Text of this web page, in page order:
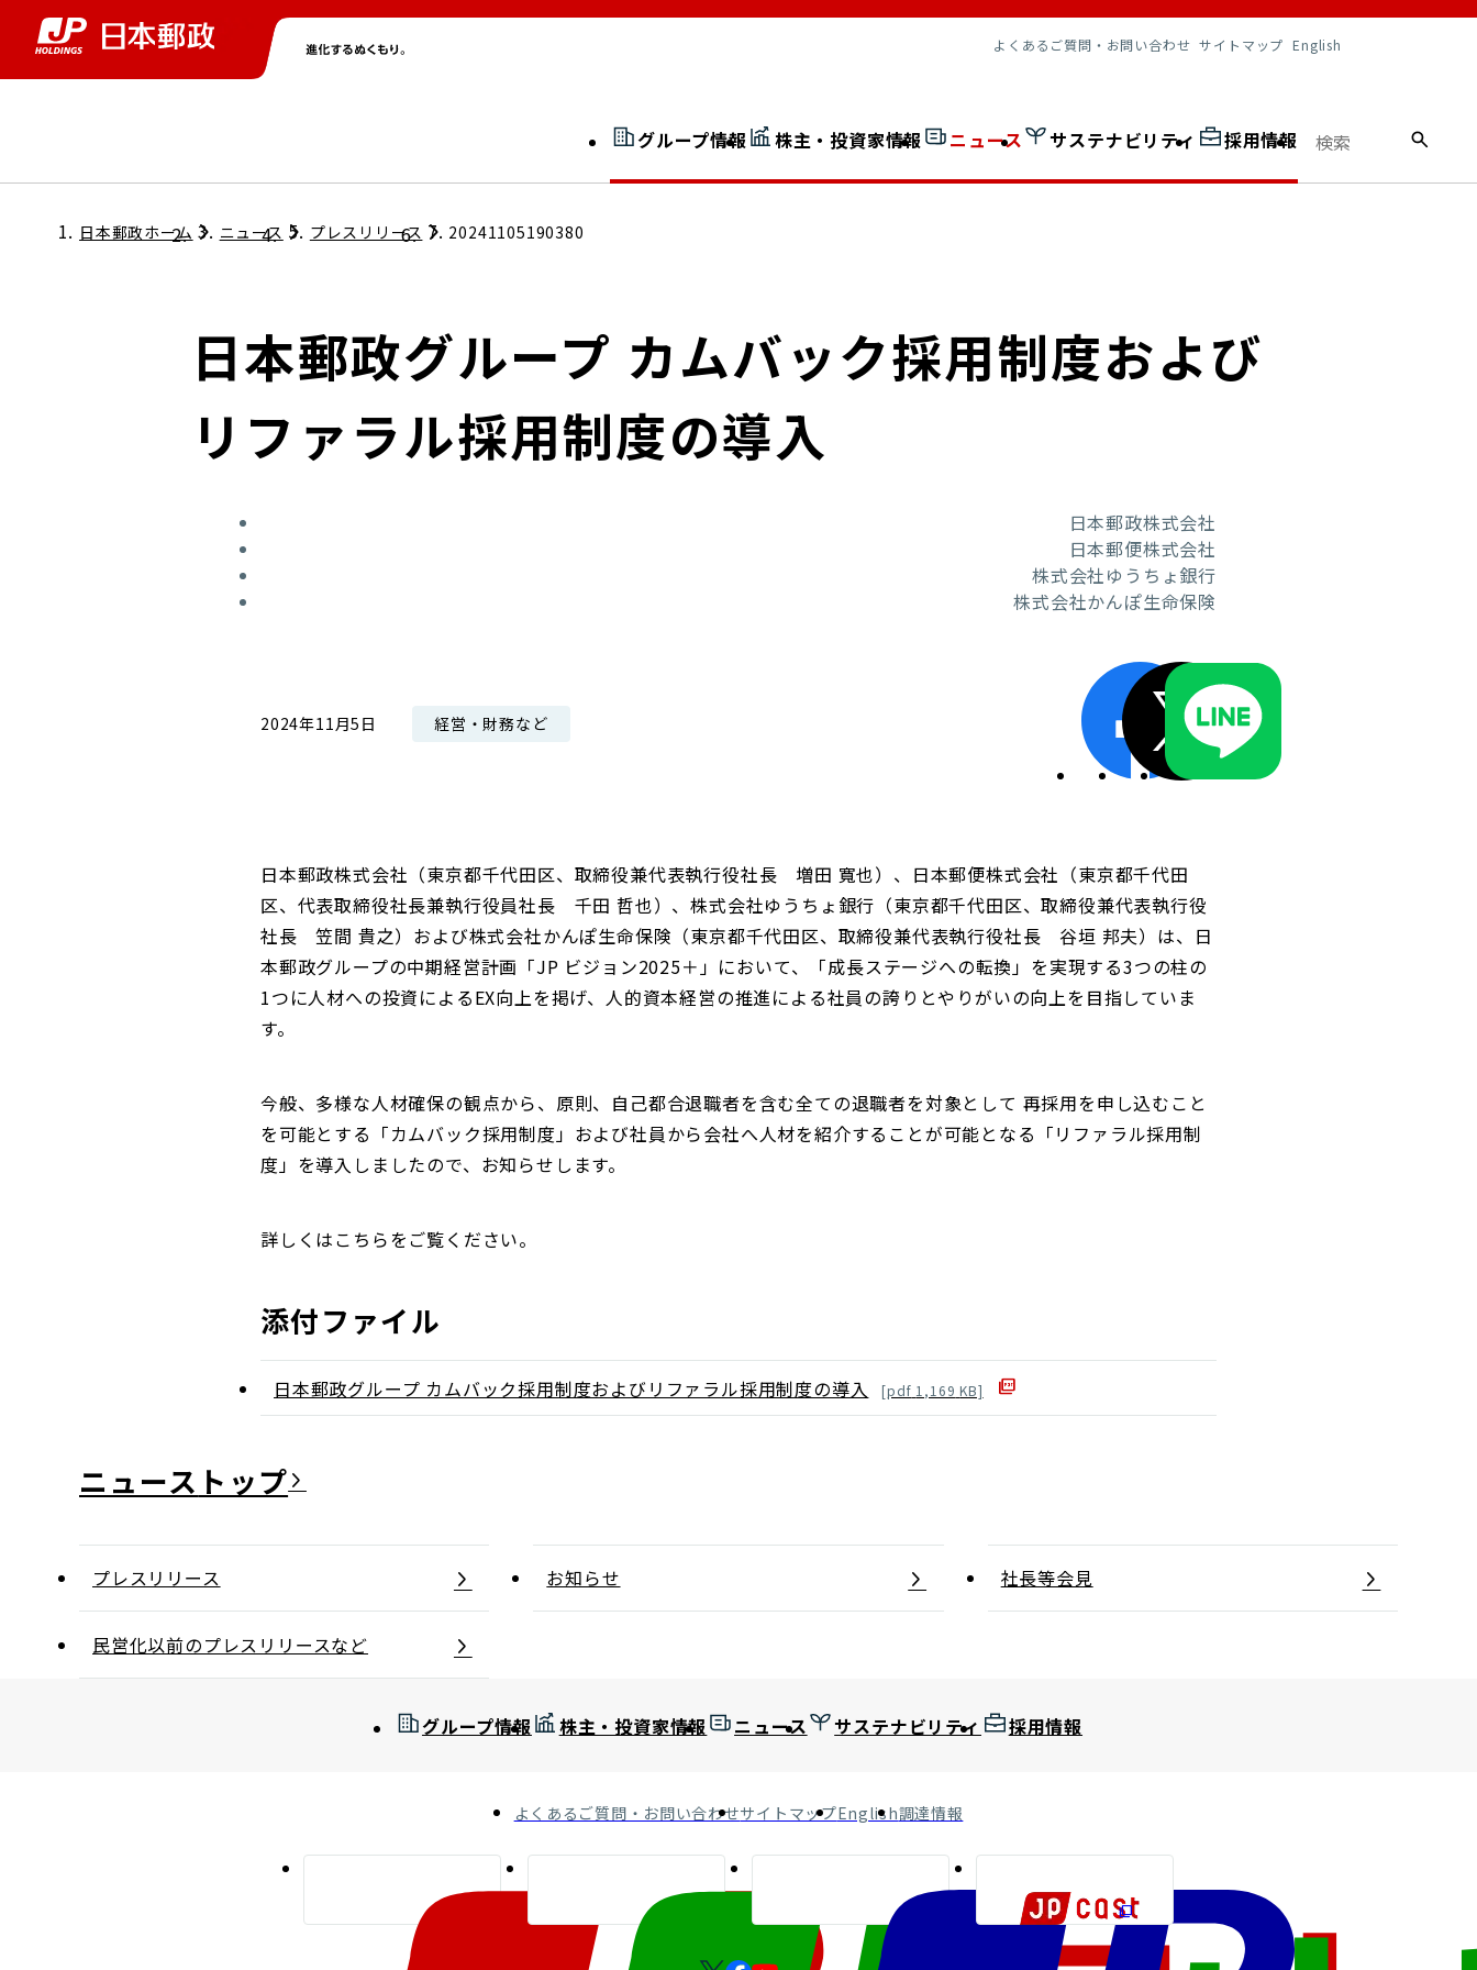
よくあるご質問・お問い合わせ サイトマップ English
グループ情報
グループ情報トップ
ローカル共創イニシアティブ
社長室通信
JP 改革実行委員会
広告ギャラリー
株主・投資家情報
株主・投資家情報トップ
個人投資家のみなさまへ
ニュース
ニューストップ
サステナビリティ
サステナビリティトップ
担当役員メッセージ
サステナビリティマネジメント
開示情報検索
採用情報
採用情報トップ
日本郵政ホーム ニュース プレスリリース 20241105190380
日本郵政グループ カムバック採用制度および
リファラル採用制度の導入
日本郵政株式会社
日本郵便株式会社
株式会社ゆうちょ銀行
株式会社かんぽ生命保険
2024年11月5日 経営・財務など
日本郵政株式会社（東京都千代田区、取締役兼代表執行役社長 増田 寬也）、日本郵便株式会社（東京都千代田
区、代表取締役社長兼執行役員社長 千田 哲也）、株式会社ゆうちょ銀行（東京都千代田区、取締役兼代表執行役
社長 笠間 貴之）および株式会社かんぽ生命保険（東京都千代田区、取締役兼代表執行役社長 谷垣 邦夫）は、日
本郵政グループの中期経営計画「JP ビジョン2025＋」において、「成長ステージへの転換」を実現する3つの柱の
1つに人材への投資によるEX向上を掲げ、人的資本経営の推進による社員の誇りとやりがいの向上を目指していま
す。
今般、多様な人材確保の観点から、原則、自己都合退職者を含む全ての退職者を対象として 再採用を申し込むこと
を可能とする「カムバック採用制度」および社員から会社へ人材を紹介することが可能となる「リファラル採用制
度」を導入しましたので、お知らせします。
詳しくはこちらをご覧ください。
添付ファイル
日本郵政グループ カムバック採用制度およびリファラル採用制度の導入 [pdf 1,169 KB]
ニュース
プレスリリース お知らせ 社長等会見
民営化以前のプレスリリースなど
グループ情報 株主・投資家情報 ニュース サステナビリティ 採用情報
よくあるご質問・お問い合わせサイトマップEnglish調達情報